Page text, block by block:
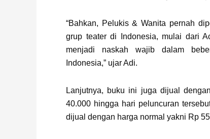
“Bahkan, Pelukis & Wanita pernah
grup teater di Indonesia, mulai dari
menjadi naskah wajib dalam
Indonesia,” ujar Adi.
Lanjutnya, buku ini juga dijual
40.000 hingga hari peluncuran
dijual dengan harga normal yakni Rp